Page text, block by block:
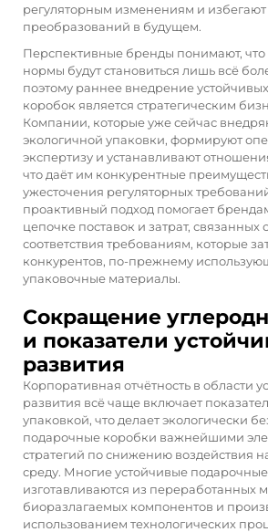
регуляторным изменениям и избегают
преобразований в будущем.
Перспективные бренды понимают, что
нормы будут становиться лишь всё
поэтому раннее внедрение
коробок является стратегическим
Компании, которые уже сейчас
экологичной упаковки, формируют
экспертизу и устанавливают
что даёт им конкурентные
ужесточения регуляторных
проактивный подход помогает
цепочке поставок и затрат, связанных
соответствия требованиям, которые
конкурентов, по-прежнему
упаковочные материалы.
Сокращение
и показатели
развития
Корпоративная отчётность в области
развития всё чаще включает
упаковкой, что делает экологически
подарочные коробки важнейшими
стратегий по снижению воздействия
среду. Многие устойчивые
изготавливаются из переработанных
биоразлагаемых компонентов и
использованием технологических